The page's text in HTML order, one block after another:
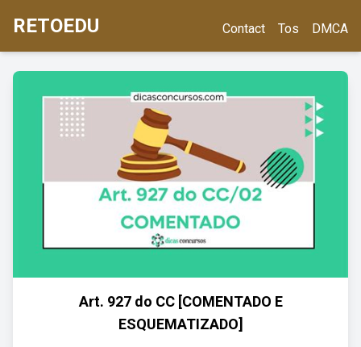
RETOEDU Contact Tos DMCA
Art. 927 do CC [COMENTADO E
ESQUEMATIZADO]